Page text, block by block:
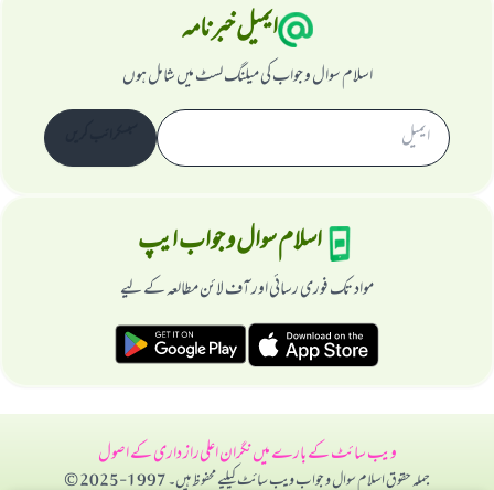
ایمیل خبرنامہ
اسلام سوال و جواب کی میلنگ لسٹ میں شامل ہوں
اسلام سوال و جواب ایپ
مواد تک فوری رسائی اور آف لائن مطالعہ کے لیے
ویب سائٹ کے بارے میںنگران اعلیراز داری کے اصول
جملہ حقوق اسلام سوال و جواب ویب سائٹ کیلیے محفوظ ہیں۔ 1997-2025 ©